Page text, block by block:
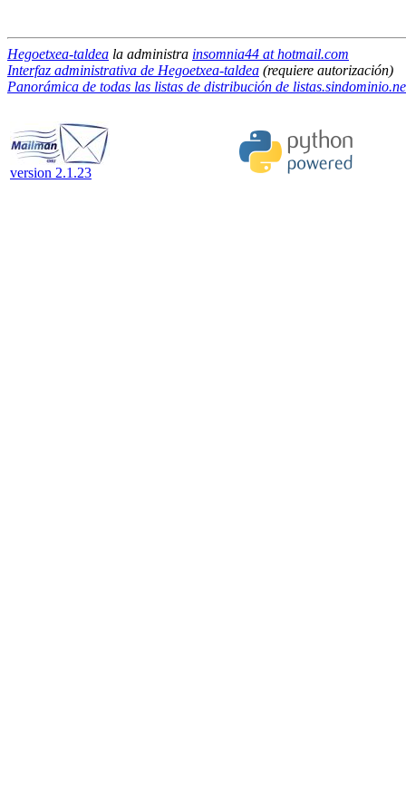
Hegoetxea-taldea la administra insomnia44 at hotmail.com
Interfaz administrativa de Hegoetxea-taldea (requiere autorización)
Panorámica de todas las listas de distribución de
version 2.1.23